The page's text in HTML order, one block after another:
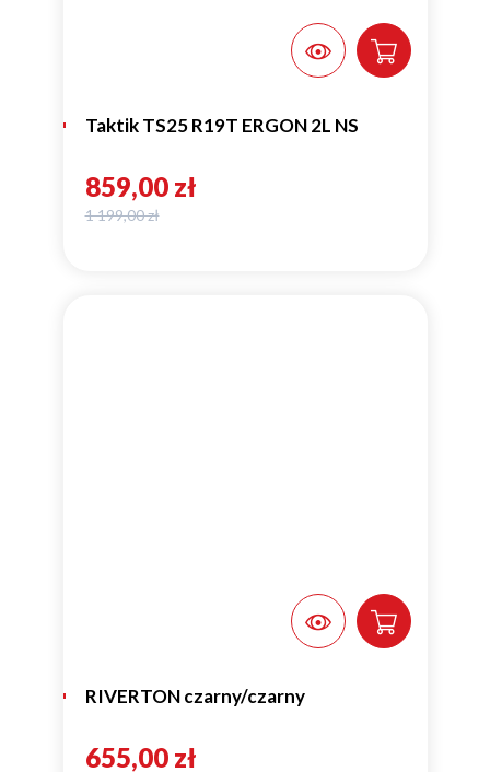
Taktik TS25 R19T ERGON 2L NS
859,00 zł
1 199,00 zł
RIVERTON czarny/czarny
655,00 zł